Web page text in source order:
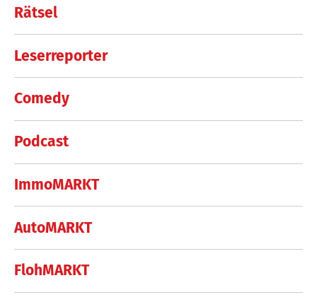
Rätsel
Leserreporter
Comedy
Podcast
ImmoMARKT
AutoMARKT
FlohMARKT